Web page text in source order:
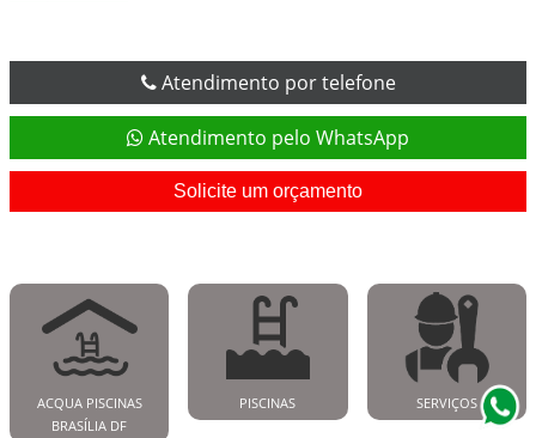
Atendimento por telefone
Atendimento pelo WhatsApp
Solicite um orçamento
ACQUA PISCINAS
BRASÍLIA DF
PISCINAS SERVIÇOS